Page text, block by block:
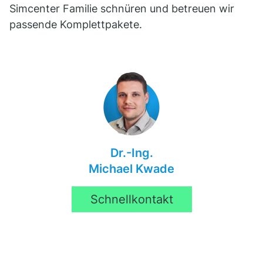
Simcenter Familie schnüren und betreuen wir
passende Komplettpakete.
Dr.-Ing.
Michael Kwade
Schnellkontakt